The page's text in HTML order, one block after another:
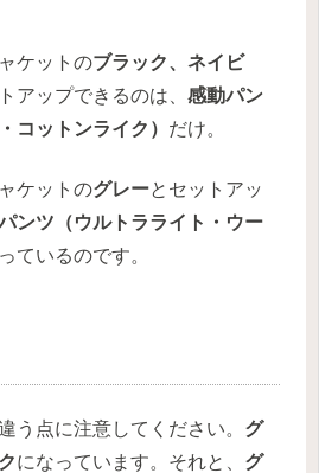
ケットのブラック、 ネイビ
アップできるのは、 感動パン
コットンライク） だけ。
ケットのグレーとセットアッ
ンツ（ウルトラライト・ウー
ているのです。
う点に注意してください。 グ
になっています。それと、 グ